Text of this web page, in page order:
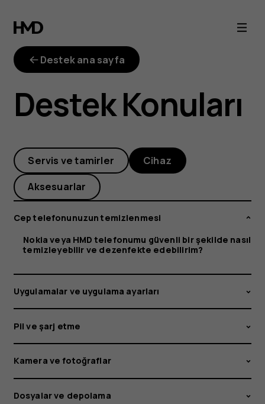
Nokia
veya
HMD
telefonumu
güvenli
bir
şekilde
nasıl
temizleyebilir
ve
dezenfekte
edebilirim?
Destek ana sayfa
Destek Konuları
Servis ve tamirler Cihaz
Aksesuarlar
Cep telefonunuzun temizlenmesi
Nokia veya HMD telefonumu güvenli bir şekilde nasıl
temizleyebilir ve dezenfekte edebilirim?
Uygulamalar ve uygulama ayarları
Pil ve şarj etme
Kamera ve fotoğraflar
Dosyalar ve depolama